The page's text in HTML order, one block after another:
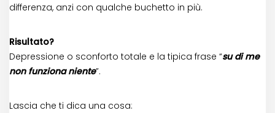
differenza, anzi con qualche buchetto in più.
Risultato?
Depressione o sconforto totale e la tipica frase “su di me
non funziona niente”.
Lascia che ti dica una cosa: